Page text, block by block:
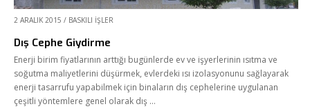
2 ARALIK 2015 / BASKILI İŞLER
Dış Cephe Giydirme
Enerji birim fiyatlarının arttığı bugünlerde ev ve işyerlerinin ısıtma ve
soğutma maliyetlerini düşürmek, evlerdeki ısı izolasyonunu sağlayarak
enerji tasarrufu yapabilmek için binaların dış cephelerine uygulanan
çeşitli yöntemlere genel olarak dış …